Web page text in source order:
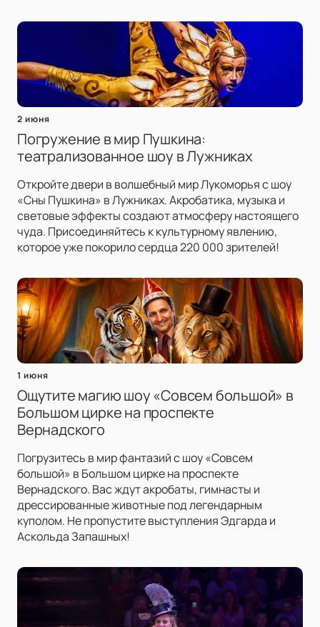
2 июня
Погружение в мир Пушкина:
театрализованное шоу в Лужниках
Откройте двери в волшебный мир Лукоморья с шоу
«Сны Пушкина» в Лужниках. Акробатика, музыка и
световые эффекты создают атмосферу настоящего
чуда. Присоединяйтесь к культурному явлению,
которое уже покорило сердца 220 000 зрителей!
1 июня
Ощутите магию шоу «Совсем большой» в
Большом цирке на проспекте
Вернадского
Погрузитесь в мир фантазий с шоу «Совсем
большой» в Большом цирке на проспекте
Вернадского. Вас ждут акробаты, гимнасты и
дрессированные животные под легендарным
куполом. Не пропустите выступления Эдгарда и
Аскольда Запашных!